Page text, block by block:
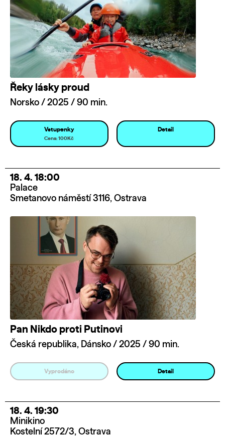
Řeky lásky proud
Norsko / 2025 / 90 min.
Vstupenky
Cena: 100Kč
Detail
18. 4. 18:00
Palace
Smetanovo náměstí 3116, Ostrava
Pan Nikdo proti Putinovi
Česká republika, Dánsko / 2025 / 90 min.
Vyprodáno Detail
18. 4. 19:30
Minikino
Kostelní 2572/3, Ostrava